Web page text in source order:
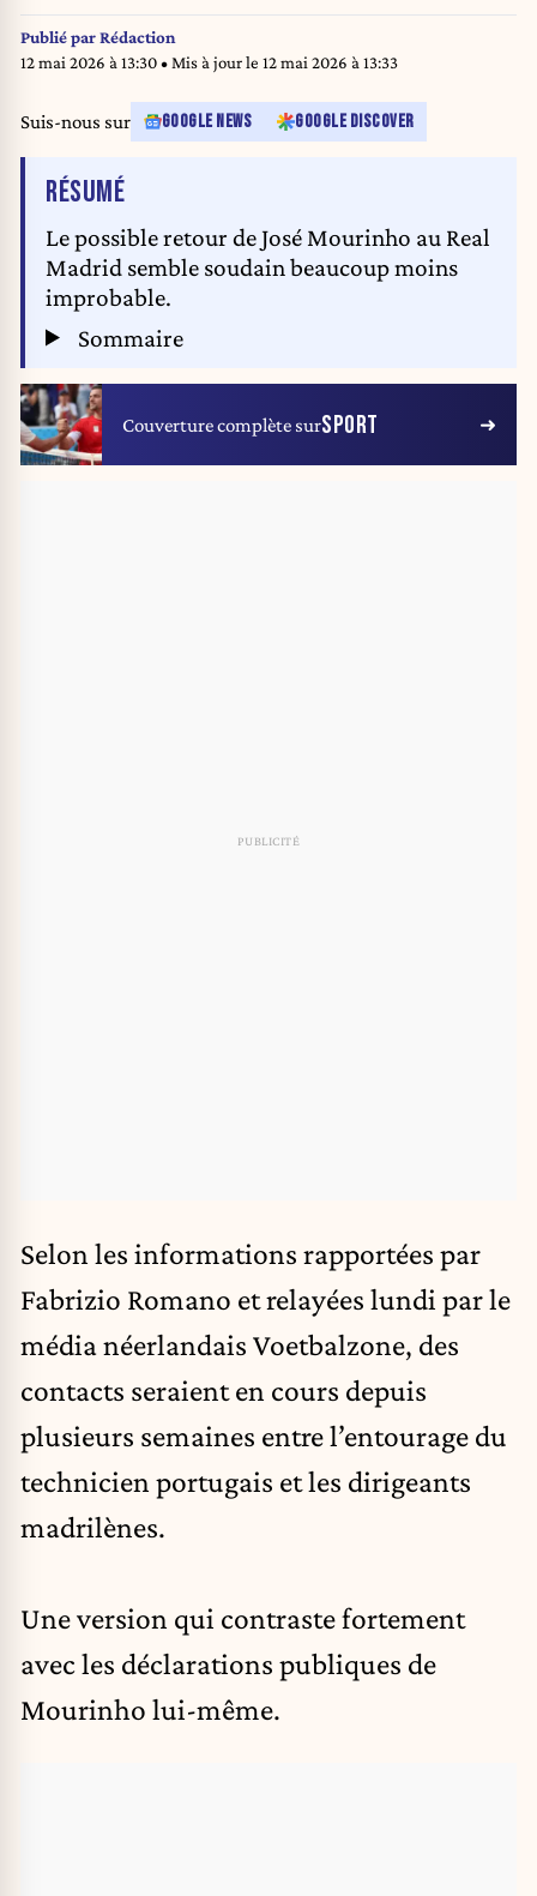
Braga at the Luz stadium in Lisbon on May 11, 2026. FILIPE AMORIM /
AFP
Publié parRédaction
12 mai 2026 à 13:30• Mis à jour le 12 mai 2026 à 13:33
Suis-nous sur GOOGLE NEWS GOOGLE DISCOVER
RÉSUMÉDE L'ARTICLE
Le possible retour de José Mourinho au Real
Madrid semble soudain beaucoup moins
improbable.
Sommaire
Couverture complète surSPORT
Selon les informations rapportées par
Fabrizio Romano et relayées lundi par le
média néerlandais Voetbalzone, des
contacts seraient en cours depuis
plusieurs semaines entre l’entourage du
technicien portugais et les dirigeants
madrilènes.
Une version qui contraste fortement
avec les déclarations publiques de
Mourinho lui-même.